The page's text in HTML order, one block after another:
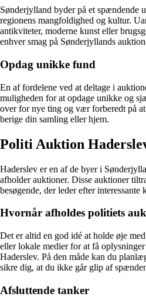
Sønderjylland byder på et spændende
regionens mangfoldighed og kultur.
antikviteter, moderne kunst eller
enhver smag på Sønderjyllands
Opdag unikke fund
En af fordelene ved at deltage i
muligheden for at opdage unikke og
over for nye ting og vær forberedt på
berige din samling eller hjem.
Politi Auktion
Haderslev er en af de byer i
afholder auktioner. Disse auktioner
besøgende, der leder efter interessante
Hvornår afholdes politiets
Det er altid en god idé at holde øje
eller lokale medier for at få
Haderslev. På den måde kan du
sikre dig, at du ikke går glip af
Afsluttende tanker